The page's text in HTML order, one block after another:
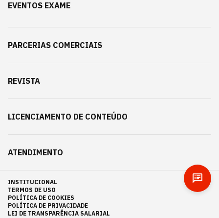
EVENTOS EXAME
PARCERIAS COMERCIAIS
REVISTA
LICENCIAMENTO DE CONTEÚDO
ATENDIMENTO
INSTITUCIONAL
TERMOS DE USO
POLÍTICA DE COOKIES
POLÍTICA DE PRIVACIDADE
LEI DE TRANSPARÊNCIA SALARIAL